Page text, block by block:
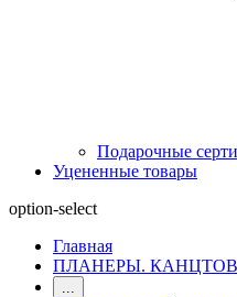
Подарочные
Уцененные товары
option-select
Главная
ПЛАНЕРЫ.